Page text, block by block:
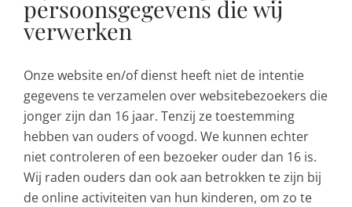
persoonsgegevens die wij
verwerken
Onze website en/of dienst heeft niet de intentie
gegevens te verzamelen over websitebezoekers die
jonger zijn dan 16 jaar. Tenzij ze toestemming
hebben van ouders of voogd. We kunnen echter
niet controleren of een bezoeker ouder dan 16 is.
Wij raden ouders dan ook aan betrokken te zijn bij
de online activiteiten van hun kinderen, om zo te